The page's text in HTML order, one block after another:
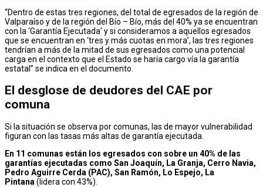
“Dentro de estas tres regiones, del total de egresados de la región de
Valparaíso y de la región del Bío – Bío, más del 40% ya se encuentran
con la ‘Garantía Ejecutada’ y si consideramos a aquellos egresados
que se encuentran en ‘tres y más cuotas en mora’, las tres regiones
tendrían a más de la mitad de sus egresados como una potencial
carga en el contexto que el Estado se haría cargo vía la garantía
estatal” se indica en el documento.
El desglose de deudores del CAE por
comuna
Si la situación se observa por comunas, las de mayor vulnerabilidad
figuran con las tasas más altas de garantía ejecutada.
En 11 comunas están los egresados con sobre un 40% de las
garantías ejecutadas como San Joaquín, La Granja, Cerro Navia,
Pedro Aguirre Cerda (PAC), San Ramón, Lo Espejo, La
Pintana (lidera con 43%).